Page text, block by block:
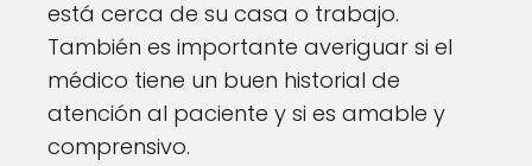
está cerca de su casa o trabajo.
También es importante averiguar si el
médico tiene un buen historial de
atención al paciente y si es amable y
comprensivo.